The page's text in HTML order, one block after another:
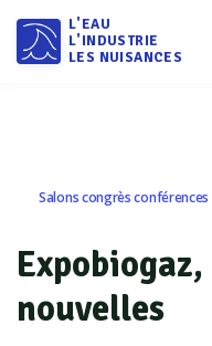
L'EAU
L'INDUSTRIE
LES NUISANCES
Salons congrès conférences
nouvelles